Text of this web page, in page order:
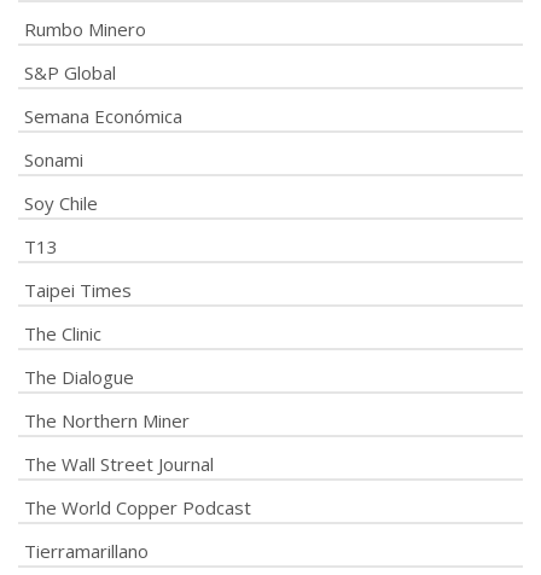
Rumbo Minero
S&P Global
Semana Económica
Sonami
Soy Chile
T13
Taipei Times
The Clinic
The Dialogue
The Northern Miner
The Wall Street Journal
The World Copper Podcast
Tierramarillano